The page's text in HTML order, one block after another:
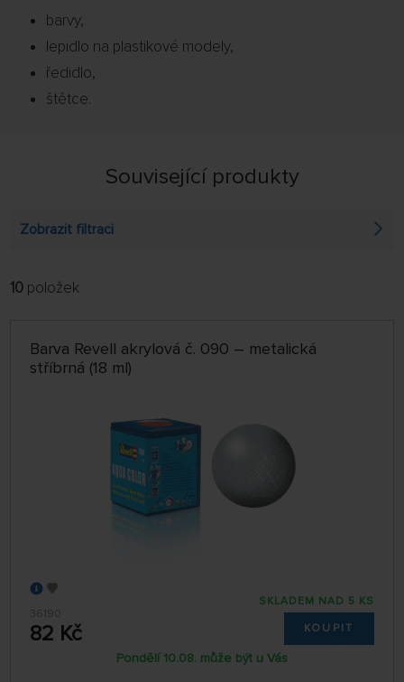
barvy,
lepidlo na plastikové modely,
ředidlo,
štětce.
Související produkty
Zobrazit filtraci
FILTROVAT:
64 NA STRÁNCE
10 položek
Barva Revell akrylová č. 090 – metalická
stříbrná (18 ml)
36190
82 Kč
SKLADEM NAD 5 KS
KOUPIT
Pondělí 10.08. může být u Vás